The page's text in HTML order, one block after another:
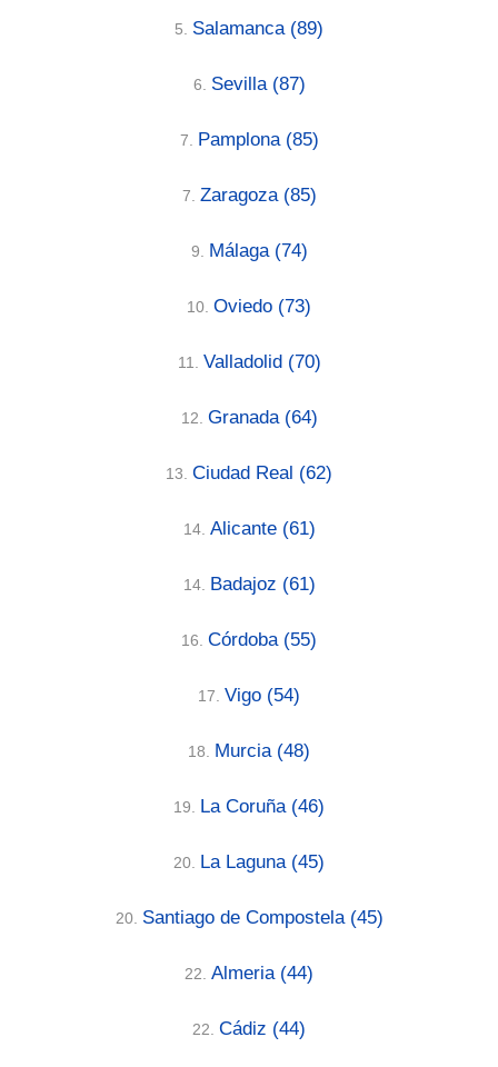
5. Salamanca (89)
6. Sevilla (87)
7. Pamplona (85)
7. Zaragoza (85)
9. Málaga (74)
10. Oviedo (73)
11. Valladolid (70)
12. Granada (64)
13. Ciudad Real (62)
14. Alicante (61)
14. Badajoz (61)
16. Córdoba (55)
17. Vigo (54)
18. Murcia (48)
19. La Coruña (46)
20. La Laguna (45)
20. Santiago de Compostela (45)
22. Almeria (44)
22. Cádiz (44)